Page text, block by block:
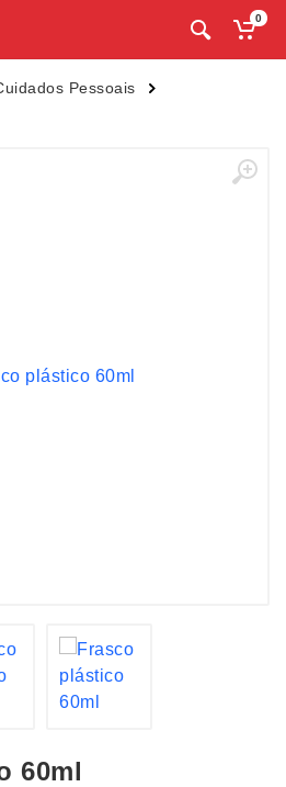
0
Pessoais
60ml